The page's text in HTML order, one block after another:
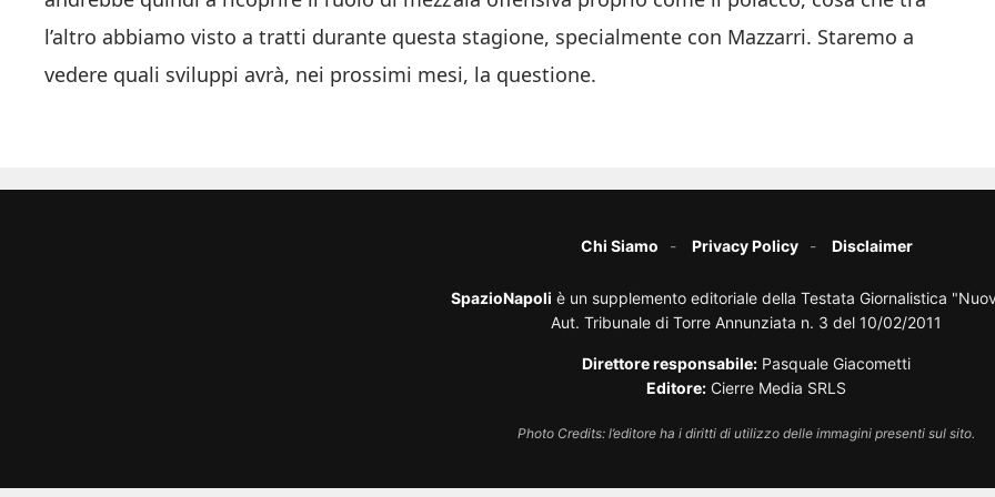
l’altro abbiamo visto a tratti durante questa stagione, specialmente con Mazzarri. Staremo a
vedere quali sviluppi avrà, nei prossimi mesi, la questione.
Chi Siamo Privacy Policy Disclaimer
SpazioNapoli è un supplemento editoriale della Testata Giornalistica
Aut. Tribunale di Torre Annunziata n. 3 del 10/02/2011
Direttore responsabile: Pasquale Giacometti
Editore: Cierre Media SRLS
Photo Credits: l’editore ha i diritti di utilizzo delle immagini presenti sul sito.